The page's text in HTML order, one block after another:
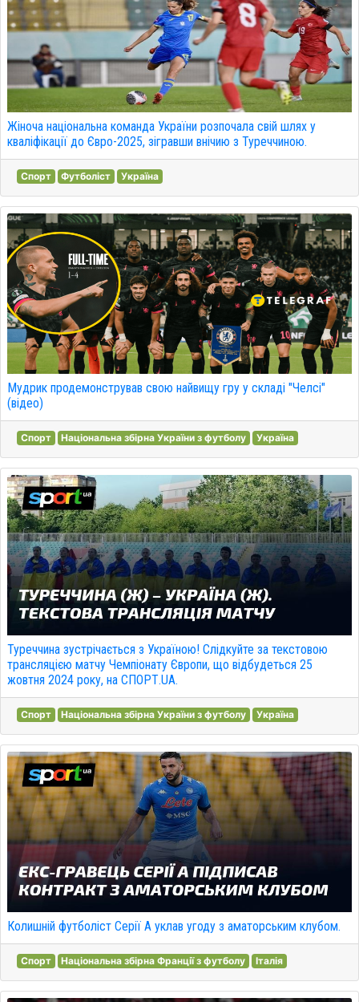
Жіноча національна команда України розпочала свій шлях у
кваліфікації до Євро-2025, зігравши внічию з Туреччиною.
Спорт Футболіст Україна
Мудрик продемонстрував свою найвищу гру у складі "Челсі"
(відео)
Спорт Національна збірна України з футболу Україна
Туреччина зустрічається з Україною! Слідкуйте за текстовою
трансляцією матчу Чемпіонату Європи, що відбудеться 25
жовтня 2024 року, на СПОРТ.UA.
Спорт Національна збірна України з футболу Україна
Колишній футболіст Серії А уклав угоду з аматорським клубом.
Спорт Національна збірна Франції з футболу Італія